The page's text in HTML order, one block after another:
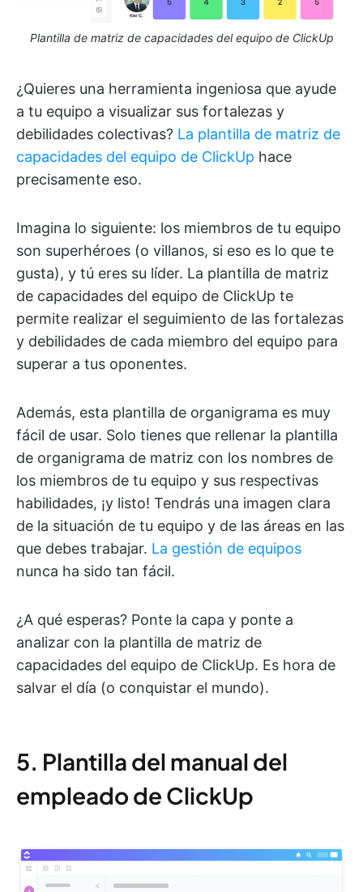
Plantilla de matriz de capacidades del equipo de ClickUp
¿Quieres una herramienta ingeniosa que ayude
a tu equipo a visualizar sus fortalezas y
debilidades colectivas? La plantilla de matriz de
capacidades del equipo de ClickUp hace
precisamente eso.
Imagina lo siguiente: los miembros de tu equipo
son superhéroes (o villanos, si eso es lo que te
gusta), y tú eres su líder. La plantilla de matriz
de capacidades del equipo de ClickUp te
permite realizar el seguimiento de las fortalezas
y debilidades de cada miembro del equipo para
superar a tus oponentes.
Además, esta plantilla de organigrama es muy
fácil de usar. Solo tienes que rellenar la plantilla
de organigrama de matriz con los nombres de
los miembros de tu equipo y sus respectivas
habilidades, ¡y listo! Tendrás una imagen clara
de la situación de tu equipo y de las áreas en las
que debes trabajar. La gestión de equipos
nunca ha sido tan fácil.
¿A qué esperas? Ponte la capa y ponte a
analizar con la plantilla de matriz de
capacidades del equipo de ClickUp. Es hora de
salvar el día (o conquistar el mundo).
5. Plantilla del manual del
empleado de ClickUp